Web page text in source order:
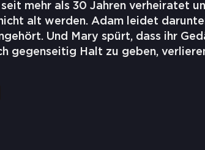
mehr als 30 Jahren verheiratet
alt werden. Adam leidet
Und Mary spürt, dass ihr
gegenseitig Halt zu geben,